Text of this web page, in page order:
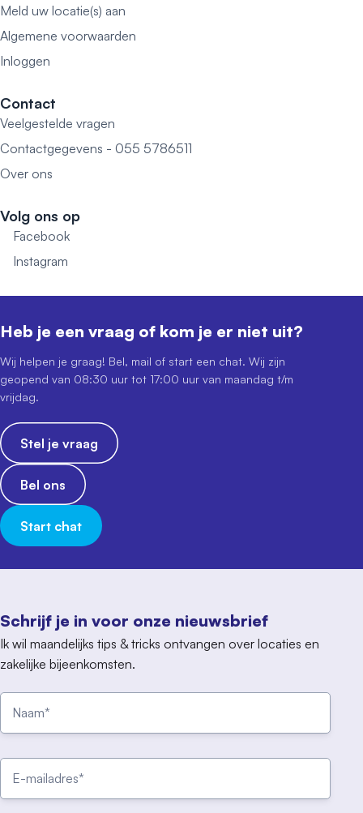
Meld uw locatie(s) aan
Algemene voorwaarden
Inloggen
Contact
Veelgestelde vragen
Contactgegevens - 055 5786511
Over ons
Volg ons op
Facebook
Instagram
Schrijf je in voor onze nieuwsbrief
Ik wil maandelijks tips & tricks ontvangen over locaties en
zakelijke bijeenkomsten.
Heb je een vraag of kom je er niet uit?
Wij helpen je graag! Bel, mail of start een chat. Wij zijn
geopend van 08:30 uur tot 17:00 uur van maandag t/m
vrijdag.
Stel je vraag
Bel ons
Start chat